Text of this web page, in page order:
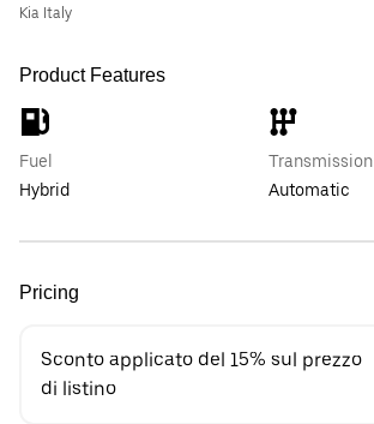
Kia Italy
Product Features
Fuel
Hybrid
Transmission
Automatic
Pricing
Sconto applicato del 15% sul prezzo
di listino